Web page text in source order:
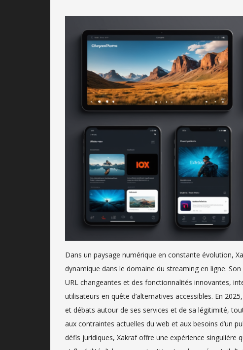
Dans un paysage numérique en constante évolution,
dynamique dans le domaine du streaming en ligne.
URL changeantes et des fonctionnalités innovantes,
utilisateurs en quête d’alternatives accessibles. En
et débats autour de ses services et de sa légitimité,
aux contraintes actuelles du web et aux besoins d’un
défis juridiques, Xakraf offre une expérience singulière